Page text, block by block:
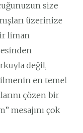
size
üzerinize
liman
değil,
en temel
çözen bir
mesajını çok